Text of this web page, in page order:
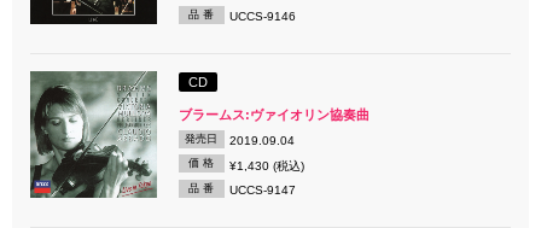
品 番 UCCS-9146
CD
ブラームス:ヴァイオリン協奏曲
発売日 2019.09.04
価 格 ¥1,430 (税込)
品 番 UCCS-9147